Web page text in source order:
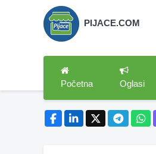
PIJACE.COM
Početna Oglasi